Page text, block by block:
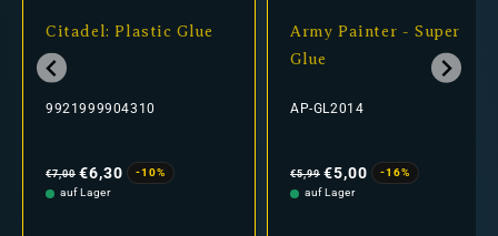
Citadel: Plastic Glue
9921999904310
Preis
€7,00 €6,30
-10%
auf Lager
Army Painter - Super
Glue
AP-GL2014
Preis
€5,99 €5,00
-16%
auf Lager